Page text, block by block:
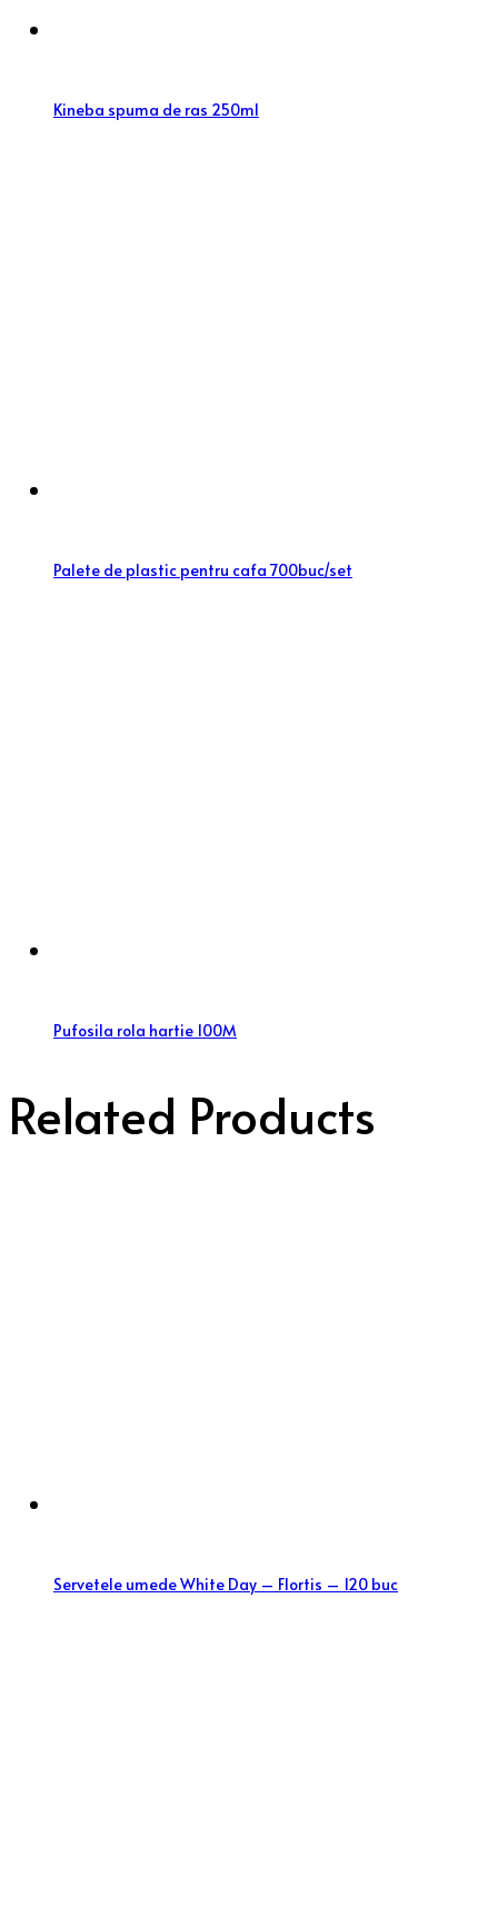
Kineba spuma de ras 250ml
Palete de plastic pentru cafa 700buc/set
Pufosila rola hartie 100M
Related Products
Servetele umede White Day – Flortis – 120 buc